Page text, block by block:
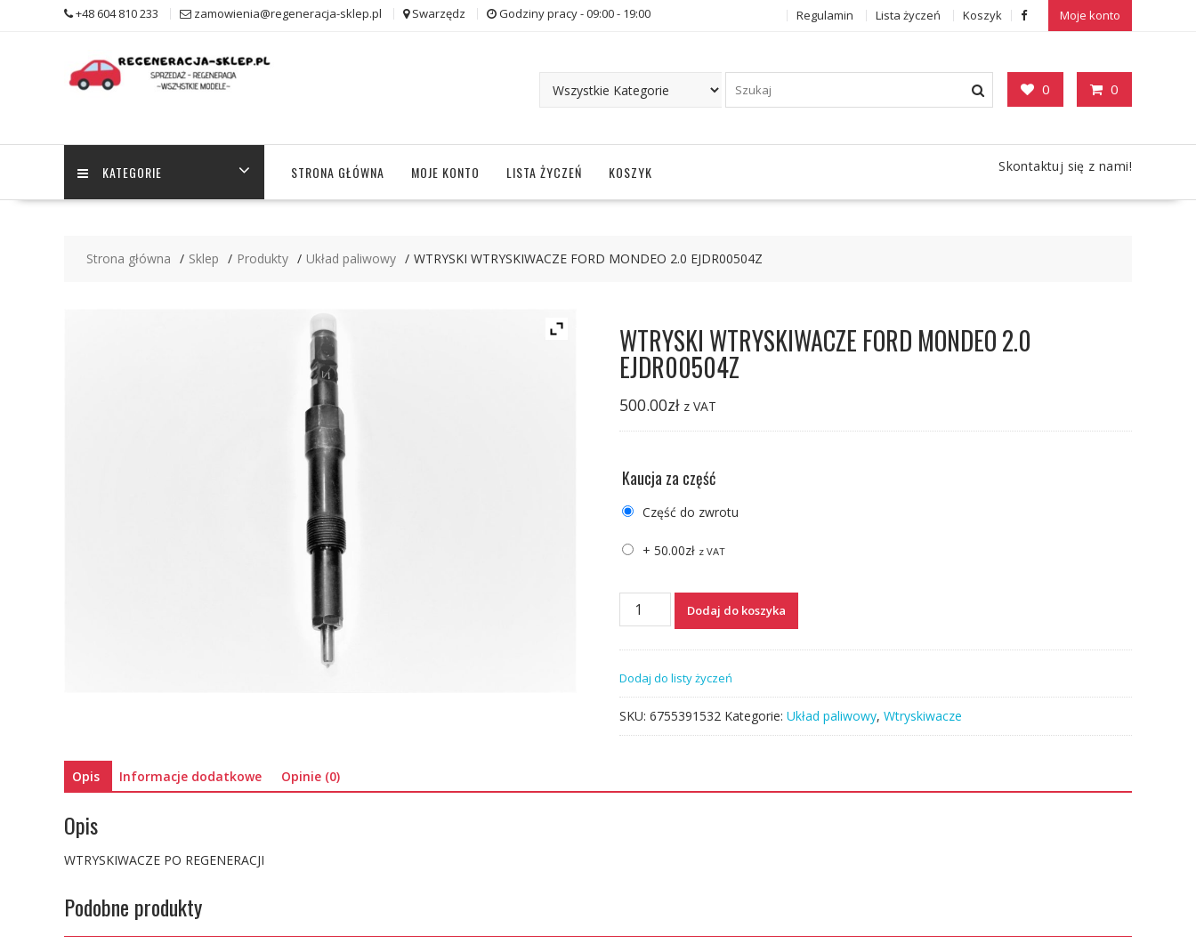
+48 604 810 233 zamowienia@regeneracja-sklep.pl Swarzędz Godziny pracy - 09:00 - 19:00 Regulamin Lista życzeń Koszyk Moje konto
0 0
KATEGORIE STRONA GŁÓWNA MOJE KONTO LISTA ŻYCZEŃ KOSZYK Skontaktuj się z nami!
Strona główna Sklep Produkty Układ paliwowy WTRYSKI WTRYSKIWACZE FORD MONDEO 2.0 EJDR00504Z
WTRYSKI WTRYSKIWACZE FORD MONDEO 2.0
EJDR00504Z
500.00zł z VAT
Kaucja za część
Część do zwrotu
+ 50.00zł z VAT
ilość
WTRYSKI
MONDEO
2.0
EJDR00504Z
Dodaj do koszyka
Dodaj do listy życzeń
SKU: 6755391532 Kategorie: Układ paliwowy, Wtryskiwacze
Opis Informacje dodatkowe Opinie (0)
Opis
WTRYSKIWACZE PO REGENERACJI
Podobne produkty